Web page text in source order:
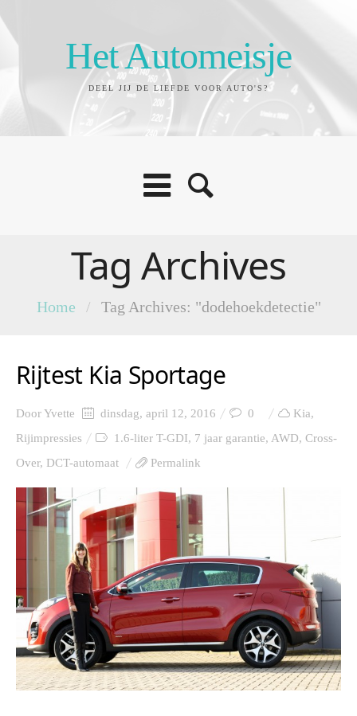
Het Automeisje
DEEL JIJ DE LIEFDE VOOR AUTO'S?
Tag Archives
Home / Tag Archives: "dodehoekdetectie"
Rijtest Kia Sportage
DoorYvette dinsdag, april 12, 2016 0 Kia,
Rijimpressies
1.6-liter T-GDI, 7 jaar garantie, AWD, Cross-
Over, DCT-automaat Permalink